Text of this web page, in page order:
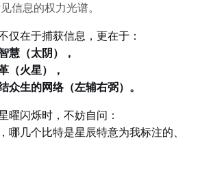
信息的权力光谱。
仅在于捕获信息，更在于：
慧（太阴），
（火星），
众生的网络（左辅右弼）。
曜闪烁时，不妨自问：
哪几个比特是星辰特意为我标注的、